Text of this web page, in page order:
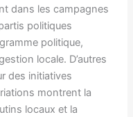
dans les campagnes
politiques
politique,
locale. D’autres
des initiatives
montrent la
locaux et la